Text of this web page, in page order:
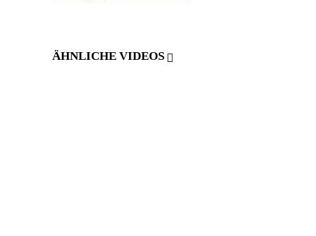
ÄHNLICHE VIDEOS